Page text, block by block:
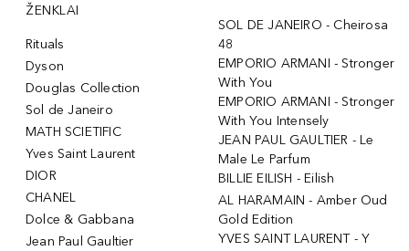
ŽENKLAI
Rituals
Dyson
Douglas Collection
Sol de Janeiro
MATH SCIETIFIC
Yves Saint Laurent
DIOR
CHANEL
Dolce & Gabbana
Jean Paul Gaultier
SOL DE JANEIRO - Cheirosa
48
EMPORIO ARMANI - Stronger
With You
EMPORIO ARMANI - Stronger
With You Intensely
JEAN PAUL GAULTIER - Le
Male Le Parfum
BILLIE EILISH - Eilish
AL HARAMAIN - Amber Oud
Gold Edition
YVES SAINT LAURENT - Y